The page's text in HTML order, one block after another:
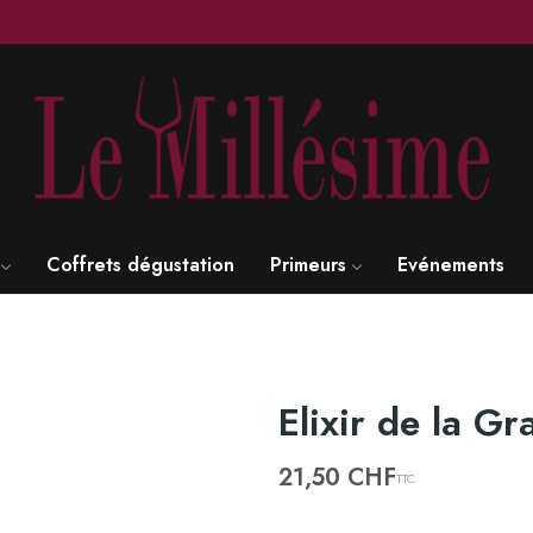
Coffrets dégustation Primeurs Evénements
Elixir de la
21,50 CHFTTC